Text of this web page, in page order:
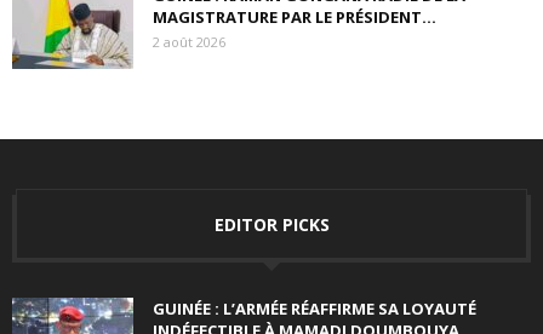
MAGISTRATURE PAR LE PRÉSIDENT...
2 août 2026
EDITOR PICKS
GUINÉE : L’ARMÉE RÉAFFIRME SA LOYAUTÉ